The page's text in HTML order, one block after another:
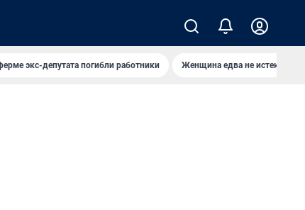
экс-депутата погибли работники Женщина едва не истекла